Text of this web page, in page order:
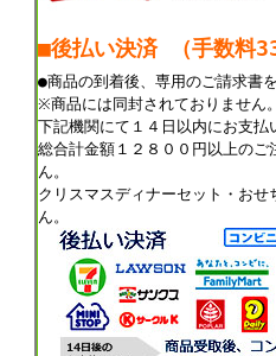
■後払い決済 （手数料
●商品の到着後、専用のご請求書
※商品には同封されておりません
下記機関にて１４日以内にお支払
総合計金額１２８００円以上のご
ん。
クリスマスディナーセット・おせ
ん。